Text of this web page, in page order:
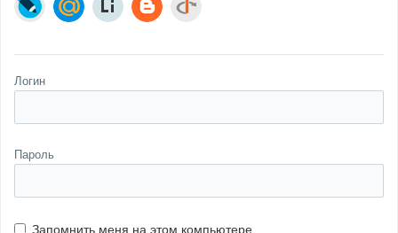
Логин
Пароль
Запомнить меня на этом компьютере